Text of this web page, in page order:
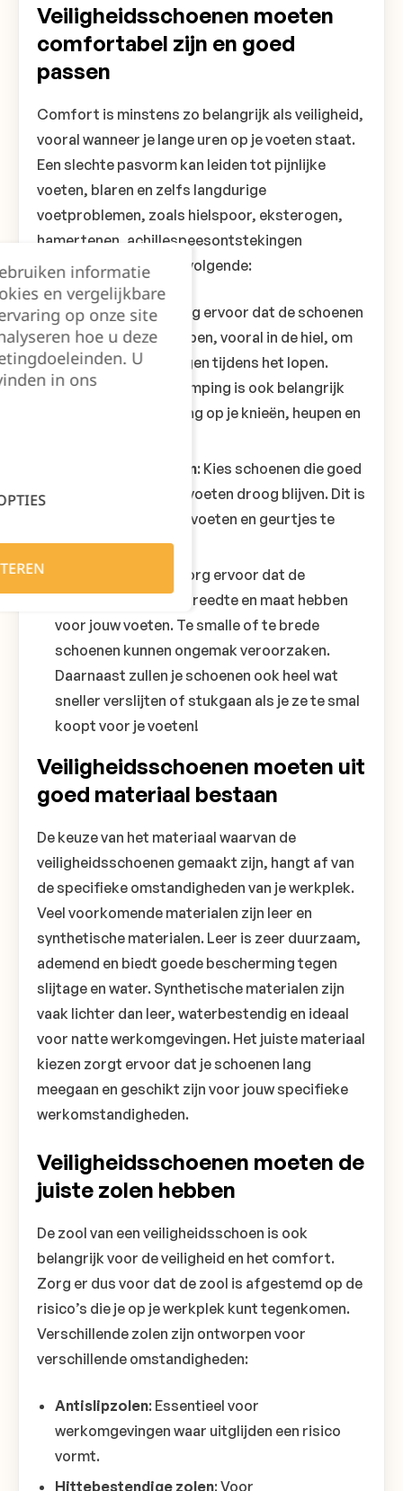
Veiligheidsschoenen moeten
comfortabel zijn en goed
passen
Comfort is minstens zo belangrijk als veiligheid,
vooral wanneer je lange uren op je voeten staat.
Een slechte pasvorm kan leiden tot pijnlijke
voeten, blaren en zelfs langdurige
voetproblemen, zoals hielspoor, eksterogen,
hamertenen, achillespeesontstekingen
enzovoort. Let op het volgende:
Schokdemping
: Zorg ervoor dat de schoenen
goede demping hebben, vooral in de hiel, om
schokken op te vangen tijdens het lopen.
Voldoende schokdemping is ook belangrijk
voor minder belasting op je knieën, heupen en
Ademend vermogen: Kies schoenen die goed
ventileren, zodat je voeten droog blijven. Dit is
belangrijk om zweetvoeten en geurtjes te
voorkomen.
: Zorg ervoor dat de
schoenen de juiste breedte en maat hebben
voor jouw voeten. Te smalle of te brede
schoenen kunnen ongemak veroorzaken.
Daarnaast zullen je schoenen ook heel wat
sneller verslijten of stukgaan als je ze te smal
koopt voor je voeten!
Veiligheidsschoenen moeten uit
goed materiaal bestaan
De keuze van het materiaal waarvan de
veiligheidsschoenen gemaakt zijn, hangt af van
de specifieke omstandigheden van je werkplek.
Veel voorkomende materialen zijn leer en
synthetische materialen. Leer is zeer duurzaam,
ademend en biedt goede bescherming tegen
slijtage en water. Synthetische materialen zijn
vaak lichter dan leer, waterbestendig en ideaal
voor natte werkomgevingen. Het juiste materiaal
kiezen zorgt ervoor dat je schoenen lang
meegaan en geschikt zijn voor jouw specifieke
werkomstandigheden.
Veiligheidsschoenen moeten de
juiste zolen hebben
De zool van een veiligheidsschoen is ook
belangrijk voor de veiligheid en het comfort.
Zorg er dus voor dat de zool is afgestemd op de
risico’s die je op je werkplek kunt tegenkomen.
Verschillende zolen zijn ontworpen voor
verschillende omstandigheden:
Antislipzolen: Essentieel voor
werkomgevingen waar uitglijden een risico
vormt.
Hittebestendige zolen: Voor
informatie
en vergelijkbare
op onze site
hoe u deze
U
in ons